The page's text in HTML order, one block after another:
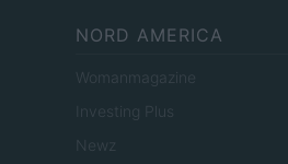
NORD AMERICA
Womanmagazine
Investing Plus
Newz